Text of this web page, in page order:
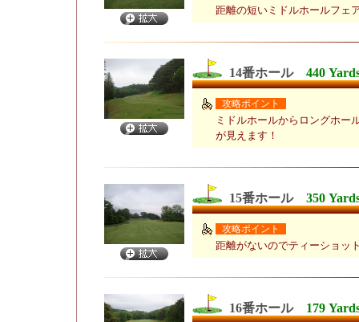
距離の短いミドルホールフェ
14番ホール 440
攻略ポイント
ミドルホールからロングホー
が見えます！
15番ホール 350
攻略ポイント
距離がないのでティーショッ
16番ホール 179